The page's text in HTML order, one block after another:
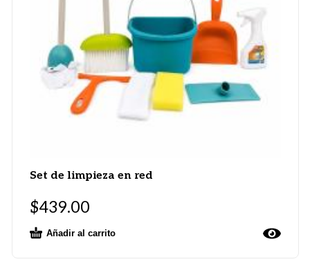
Set de limpieza en red
$439.00
Añadir al carrito